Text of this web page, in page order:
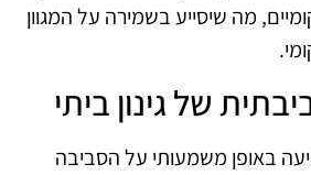
מה שיסייע בשמירה על המגוון
של גינון ביתי
באופן משמעותי על הסביבה